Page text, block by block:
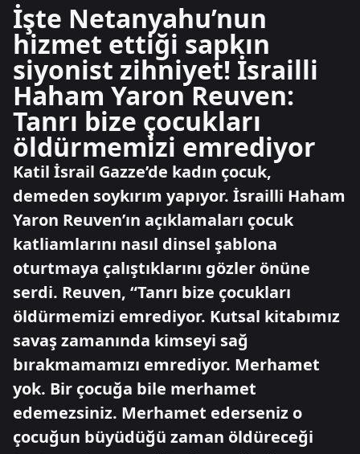
İşte Netanyahu’nun
hizmet ettiği sapkın
siyonist zihniyet! İsrailli
Haham Yaron Reuven:
Tanrı bize çocukları
öldürmemizi emrediyor
Katil İsrail Gazze’de kadın çocuk,
demeden soykırım yapıyor. İsrailli Haham
Yaron Reuven’ın açıklamaları çocuk
katliamlarını nasıl dinsel şablona
oturtmaya çalıştıklarını gözler önüne
serdi. Reuven, “Tanrı bize çocukları
öldürmemizi emrediyor. Kutsal kitabımız
savaş zamanında kimseyi sağ
bırakmamamızı emrediyor. Merhamet
yok. Bir çocuğa bile merhamet
edemezsiniz. Merhamet ederseniz o
çocuğun büyüdüğü zaman öldüreceği